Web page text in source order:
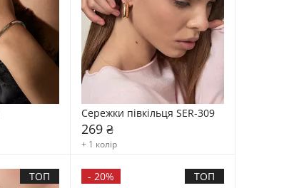
Сережки півкільця SER-309
269 ₴
+ 1 колір
ТОП -20% ТОП